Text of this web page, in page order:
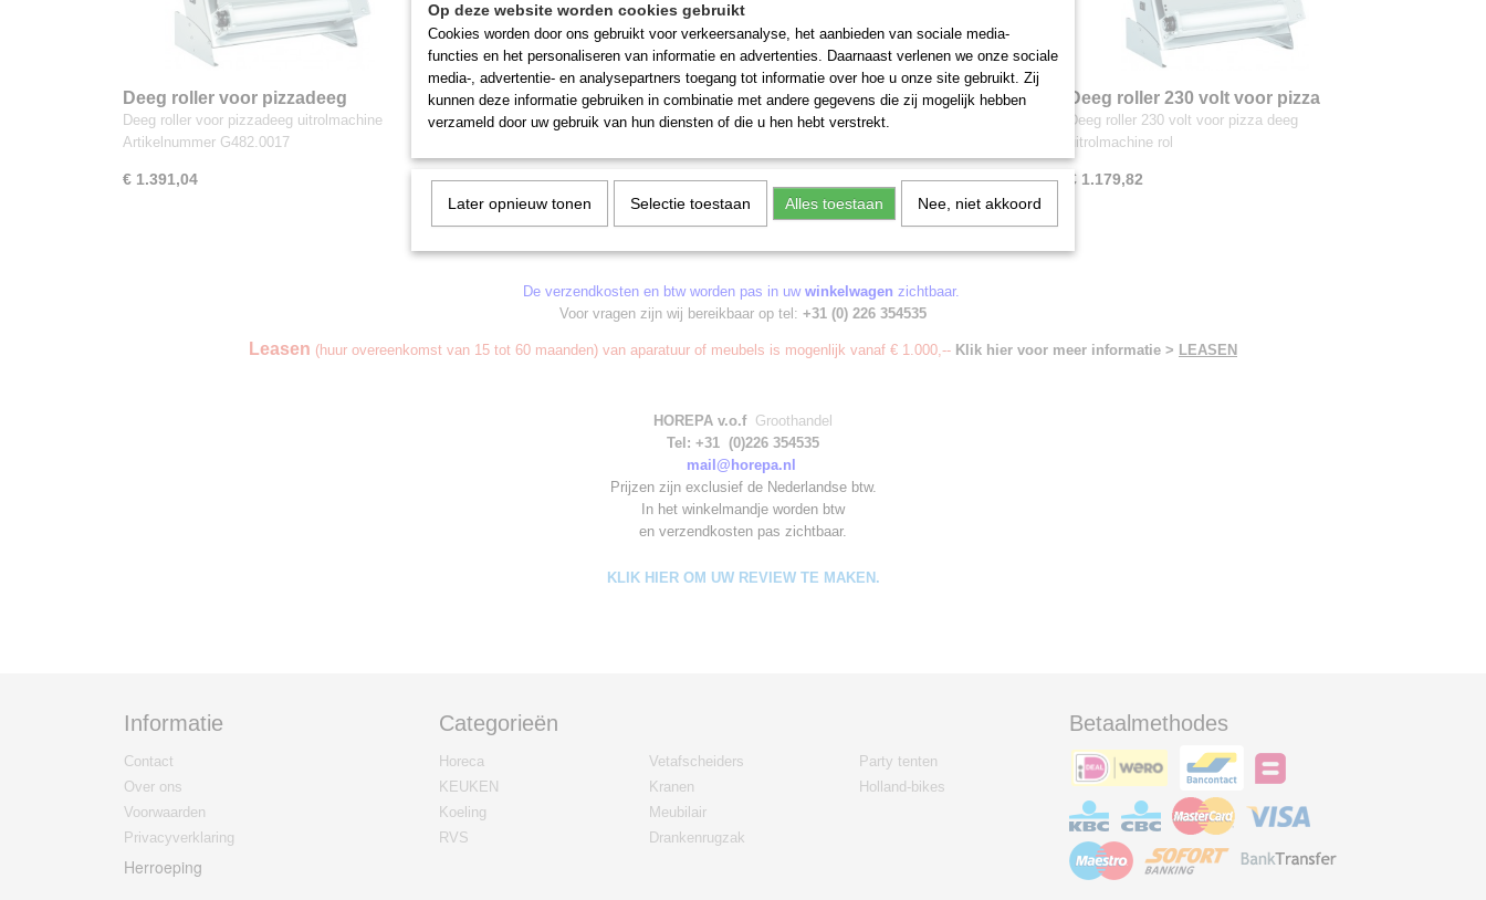
Deeg roller voor pizzadeeg
Deeg roller voor pizzadeeg uitrolmachine
Artikelnummer G482.0017
€ 1.391,04
Deeg roller voor pizzadeeg
Deeg roller voor pizzadeeg uitrolmachine
€ 1.362,72
Deeg roller volledig automatisch
Deeg roller volledig automatisch
€ 839,98
Deeg roller 230 volt voor pizza
deeg
Deeg roller 230 volt voor pizza deeg
uitrolmachine rol
€ 1.179,82
De verzendkosten en btw worden pas in uw winkelwagen zichtbaar.
Voor vragen zijn wij bereikbaar op tel: +31 (0) 226 354535
Leasen (huur overeenkomst van 15 tot 60 maanden) van aparatuur of meubels is mogenlijk vanaf € 1.000,-- Klik hier voor meer informatie > LEASEN
HOREPA v.o.f Groothandel
Tel: +31 (0)226 354535
mail@horepa.nl
Prijzen zijn exclusief de Nederlandse btw.
In het winkelmandje worden btw
en verzendkosten pas zichtbaar.
KLIK HIER OM UW REVIEW TE MAKEN.
Informatie
Contact
Over ons
Voorwaarden
Privacyverklaring
Herroeping
Categorieën
Horeca
KEUKEN
Koeling
RVS
Vetafscheiders
Kranen
Meubilair
Drankenrugzak
Party tenten
Holland-bikes
Betaalmethodes
Op deze website worden cookies gebruikt
Cookies worden door ons gebruikt voor verkeersanalyse, het aanbieden van sociale media-
functies en het personaliseren van informatie en advertenties. Daarnaast verlenen we onze sociale
media-, advertentie- en analysepartners toegang tot informatie over hoe u onze site gebruikt. Zij
kunnen deze informatie gebruiken in combinatie met andere gegevens die zij mogelijk hebben
verzameld door uw gebruik van hun diensten of die u hen hebt verstrekt.
Later opnieuw tonen Selectie toestaan Alles toestaan Nee, niet akkoord